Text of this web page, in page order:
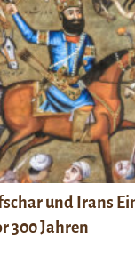
und Irans
300 Jahren